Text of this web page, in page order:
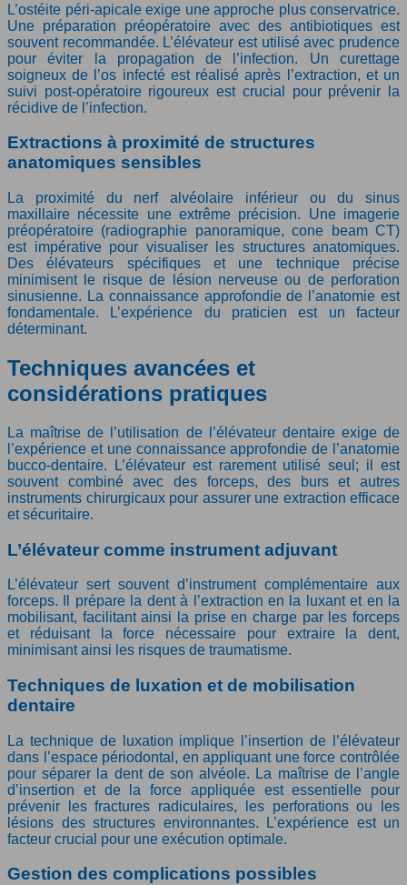
L’ostéite péri-apicale exige une approche plus conservatrice.
Une préparation préopératoire avec des antibiotiques est
souvent recommandée. L’élévateur est utilisé avec prudence
pour éviter la propagation de l’infection. Un curettage
soigneux de l’os infecté est réalisé après l’extraction, et un
suivi post-opératoire rigoureux est crucial pour prévenir la
récidive de l’infection.
Extractions à proximité de structures
anatomiques sensibles
La proximité du nerf alvéolaire inférieur ou du sinus
maxillaire nécessite une extrême précision. Une imagerie
préopératoire (radiographie panoramique, cone beam CT)
est impérative pour visualiser les structures anatomiques.
Des élévateurs spécifiques et une technique précise
minimisent le risque de lésion nerveuse ou de perforation
sinusienne. La connaissance approfondie de l’anatomie est
fondamentale. L’expérience du praticien est un facteur
déterminant.
Techniques avancées et
considérations pratiques
La maîtrise de l’utilisation de l’élévateur dentaire exige de
l’expérience et une connaissance approfondie de l’anatomie
bucco-dentaire. L’élévateur est rarement utilisé seul; il est
souvent combiné avec des forceps, des burs et autres
instruments chirurgicaux pour assurer une extraction efficace
et sécuritaire.
L’élévateur comme instrument adjuvant
L’élévateur sert souvent d’instrument complémentaire aux
forceps. Il prépare la dent à l’extraction en la luxant et en la
mobilisant, facilitant ainsi la prise en charge par les forceps
et réduisant la force nécessaire pour extraire la dent,
minimisant ainsi les risques de traumatisme.
Techniques de luxation et de mobilisation
dentaire
La technique de luxation implique l’insertion de l’élévateur
dans l’espace périodontal, en appliquant une force contrôlée
pour séparer la dent de son alvéole. La maîtrise de l’angle
d’insertion et de la force appliquée est essentielle pour
prévenir les fractures radiculaires, les perforations ou les
lésions des structures environnantes. L’expérience est un
facteur crucial pour une exécution optimale.
Gestion des complications possibles